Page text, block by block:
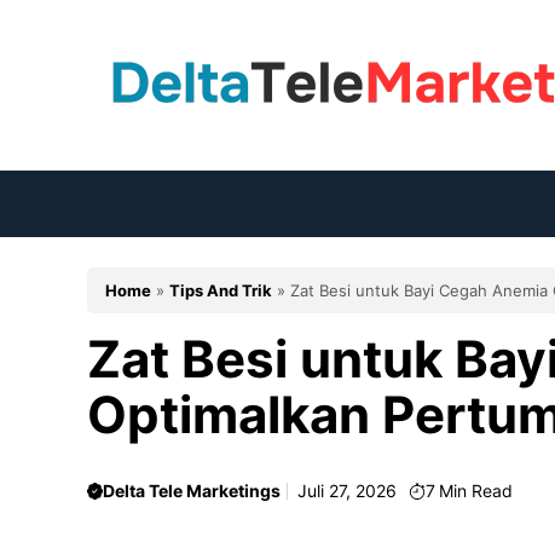
Home » Tips And Trik » Zat Besi untuk Bayi Cegah
Zat Besi untuk
Optimalkan
Delta Tele Marketings Juli 27, 2026 7 Min Read